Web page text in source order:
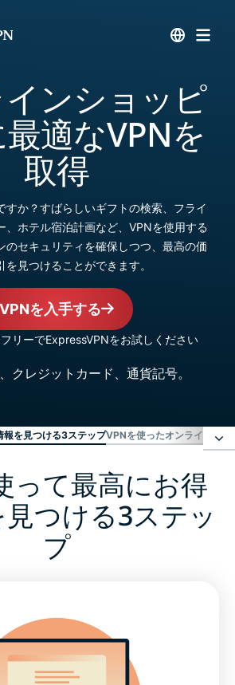
ンショッピ
適なVPNを
取得
すか？すばらしいギフトの検索、フライ
、ホテル宿泊計画など、VPNを使用する
のセキュリティを確保しつつ、最高の価
を見つけることができます。
VPNを入手する
リーでExpressVPNをお試しください
を見つける3ステップVPNを使ったオンラインショ
にお得な情報を見つける3ステップ
ラインショッピングの仕組み
約
って最高にお得
つける3ステッ
プ